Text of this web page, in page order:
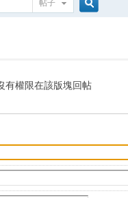
帖子
索
有權限在該版塊回帖